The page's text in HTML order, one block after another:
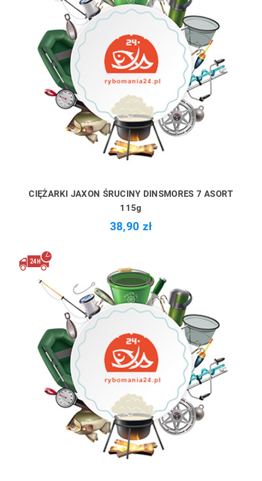
CIĘŻARKI JAXON ŚRUCINY DINSMORES 7 ASORT
115g
38,90 zł